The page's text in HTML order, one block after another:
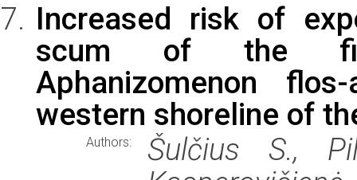
Increased risk of
scum of the
Aphanizomenon
western shoreline of
Authors:
Šulčius S.,